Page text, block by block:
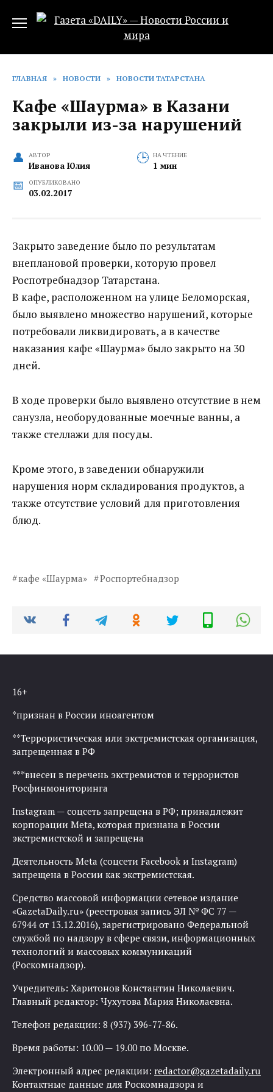
ГЛАВНАЯ » НОВОСТИ » НОВОСТИ ТАТАРСТАНА
Кафе «Шаурма» в Казани
закрыли из-за нарушений
АВТОР
Иванова Юлия
НА ЧТЕНИЕ
1 мин
ОПУБЛИКОВАНО
03.02.2017
Закрыто заведение было по результатам
внеплановой проверки, которую провел
Роспотребнадзор Татарстана.
В кафе, расположенном на улице Беломорская,
было выявлено множество нарушений, которые
потребовали ликвидировать, а в качестве
наказания кафе «Шаурма» было закрыто на 30
дней.
В ходе проверки было выявлено отсутствие в нем
санузла, необорудованные моечные ванны, а
также стеллажи для посуды.
Кроме этого, в заведении обнаружили
нарушения норм складирования продуктов, а
также отсутствие условий для приготовления
блюд.
кафе «Шаурма» Роспортебнадзор
16+
*признан в России иноагентом
**Террористическая или экстремистская организация,
запрещенная в РФ
***внесен в перечень экстремистов и террористов
Росфинмониторинга
Instagram — соцсеть запрещена в РФ; принадлежит
корпорации Meta, которая признана в России
экстремистской и запрещена
Деятельность Meta (соцсети Facebook и Instagram)
запрещена в России как экстремистская.
Средство массовой информации сетевое издание
«GazetaDaily.ru» (реестровая запись ЭЛ № ФС 77 —
67944 от 13.12.2016), зарегистрировано Федеральной
службой по надзору в сфере связи, информационных
технологий и массовых коммуникаций
(Роскомнадзор).
Учредитель: Харитонов Константин Николаевич.
Главный редактор: Чухутова Мария Николаевна.
Телефон редакции: 8 (937) 396-77-86.
Время работы: 10.00 — 19.00 по Москве.
Электронный адрес редакции: redactor@gazetadaily.ru
Контактные данные для Роскомнадзора и